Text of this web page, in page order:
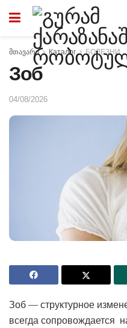
მთავარი Каталог БОЛЕЗНИ
Зоб
04/08/2026
Зоб — структурное
всегда сопровождается